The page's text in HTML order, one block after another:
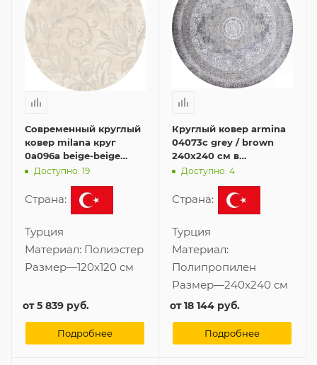
Современный круглый
ковер milana круг
0a096a beige-beige
120x120 см
Доступно: 19
Страна:
Турция
Материал: Полиэстер
Размер—120x120 см
от5 839 руб.
Подробнее
Круглый ковер armina
04073c grey / brown
240x240 см в
современном стиле
Доступно: 4
Страна:
Турция
Материал:
Полипропилен
Размер—240x240 см
от18 144 руб.
Подробнее